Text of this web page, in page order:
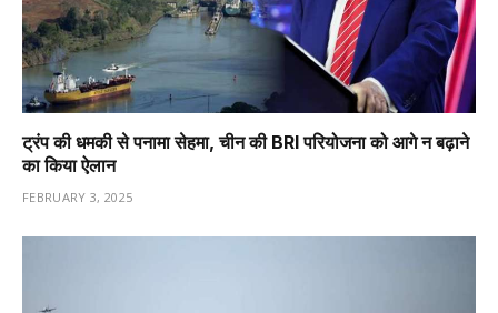
ट्रंप की धमकी से पनामा सेहमा, चीन की BRI परियोजना को आगे न बढ़ाने
का किया ऐलान
FEBRUARY 3, 2025